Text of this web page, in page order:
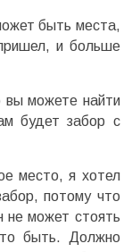
быть места,
и больше
вы можете найти
будет забор с
место, я хотел
потому что
не может стоять
быть. Должно